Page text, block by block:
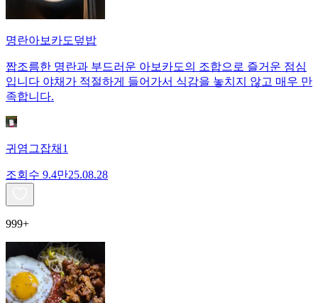
명란아보카도덮밥
짭조름한 명란과 부드러운 아보카도의 조합으로 즐거운 점심
입니다 야채가 적절하게 들어가서 식감을 놓치지 않고 매우 만
족합니다.
귀염그잡채1
조회수 9.4만25.08.28
999+